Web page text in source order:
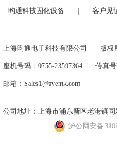
昀通科技固化设备 客户见
上海昀通电子科技有限公司 版权
座机号码：0755-23597364 传真号
邮箱：Sales1@aventk.com
公司地址：上海市浦东新区老港镇同
沪公网安备